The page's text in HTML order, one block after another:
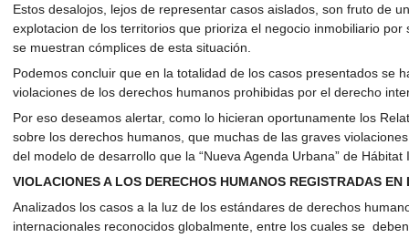
Estos desalojos, lejos de representar casos aislados, son fruto de
explotacion de los territorios que prioriza el negocio inmobiliario
se muestran cómplices de esta situación.
Podemos concluir que en la totalidad de los casos presentados se
violaciones de los derechos humanos prohibidas por el derecho
Por eso deseamos alertar, como lo hicieran oportunamente los
sobre los derechos humanos, que muchas de las graves
del modelo de desarrollo que la “Nueva Agenda Urbana” de Hábitat
VIOLACIONES A LOS DERECHOS HUMANOS REGISTRADAS
Analizados los casos a la luz de los estándares de derechos
internacionales reconocidos globalmente, entre los cuales se